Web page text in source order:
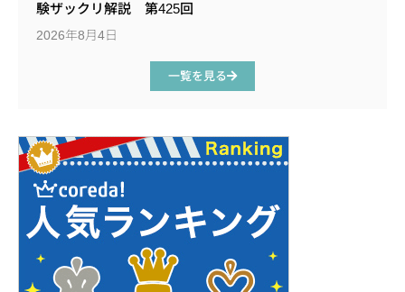
験ザックリ解説 第425回
2026年8月4日
一覧を見る